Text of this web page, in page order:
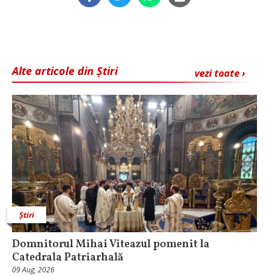
vezi toate ›
Alte articole din Știri
Știri
Domnitorul Mihai Viteazul pomenit la
Catedrala Patriarhală
09 Aug, 2026